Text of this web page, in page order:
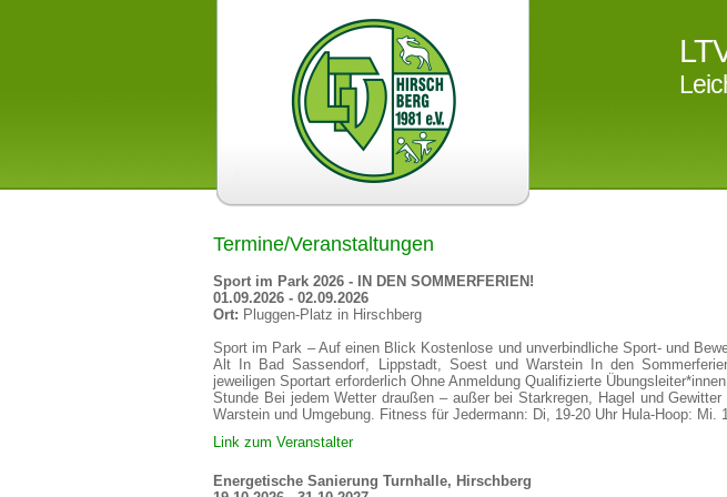
Termine/Veranstaltungen
Sport im Park 2026 - IN DEN SOMMERFERIEN!
01.09.2026 - 02.09.2026
Ort: Pluggen-Platz in Hirschberg
Sport im Park – Auf einen Blick Kostenlose und unverbindliche Sport- und
Alt In Bad Sassendorf, Lippstadt, Soest und Warstein In den
jeweiligen Sportart erforderlich Ohne Anmeldung Qualifizierte
Stunde Bei jedem Wetter draußen – außer bei Starkregen, Hagel und
Warstein und Umgebung. Fitness für Jedermann: Di, 19-20 Uhr Hula-Hoop: Mi.
Link zum Veranstalter
Energetische Sanierung Turnhalle, Hirschberg